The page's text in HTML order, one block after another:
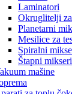
Laminatori
Okruglitelji
Planetarni
Mesilice za
Spiralni
Štapni mikseri
mašine